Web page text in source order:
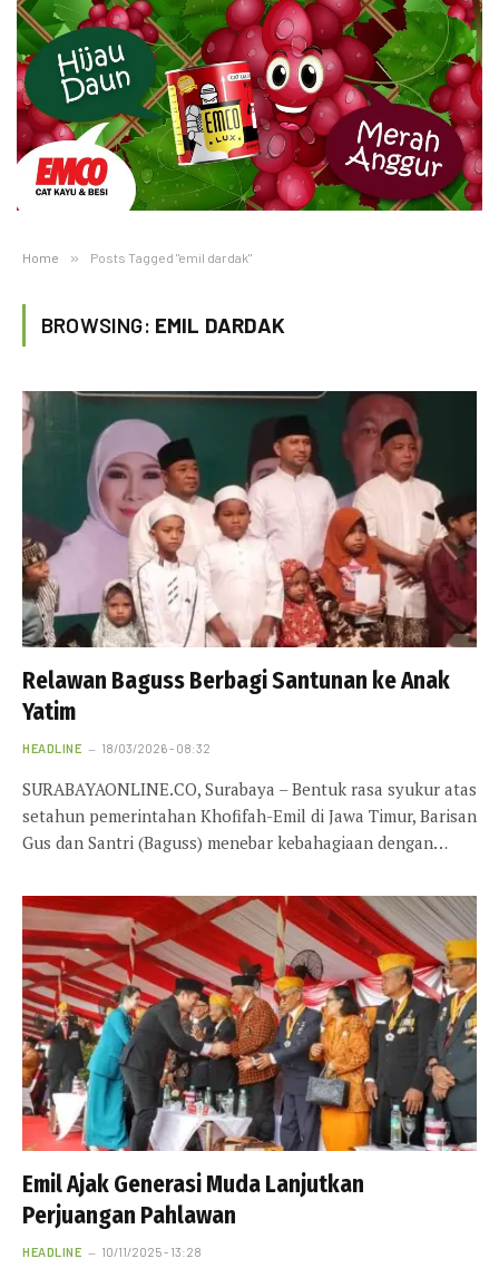
Home » Posts Tagged "emil dardak"
BROWSING: EMIL DARDAK
Relawan Baguss Berbagi Santunan ke Anak
Yatim
HEADLINE 18/03/2026 - 08:32
SURABAYAONLINE.CO, Surabaya – Bentuk rasa syukur atas
setahun pemerintahan Khofifah-Emil di Jawa Timur, Barisan
Gus dan Santri (Baguss) menebar kebahagiaan dengan…
Emil Ajak Generasi Muda Lanjutkan
Perjuangan Pahlawan
HEADLINE 10/11/2025 - 13:28